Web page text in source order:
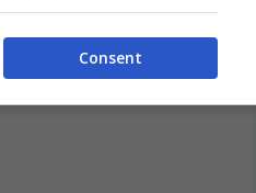
Consent